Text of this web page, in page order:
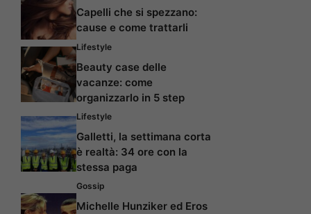
Capelli che si spezzano:
cause e come trattarli
Lifestyle
Beauty case delle
vacanze: come
organizzarlo in 5 step
Lifestyle
Galletti, la settimana corta
è realtà: 34 ore con la
stessa paga
Gossip
Michelle Hunziker ed Eros